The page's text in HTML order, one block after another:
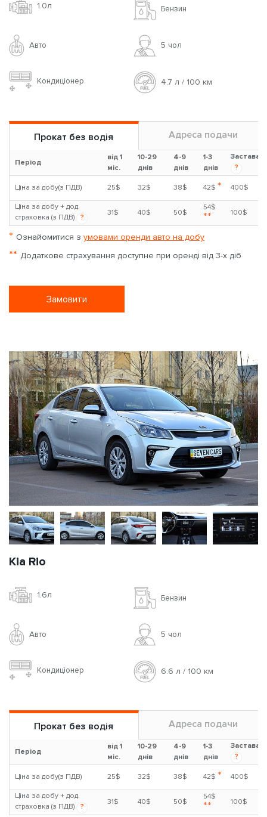
1.0л Бензин
Авто 5 чoл
Кондиціонер 4.7 л / 100 км
Прокат без водія Адреса подачи
Період
від 1
міс.
10-29
днів
4-9
днів
1-3
днів
Застава
?
Ціна за добу(з ПДВ) 25$ 32$ 38$ 42$ * 400$
Ціна за добу + дод.
страховка (з ПДВ)
?
31$ 40$ 50$
54$
** 100$
* Ознайомитися з умовами оренди авто на добу
** Додаткове страхування доступне при оренді від 3-х діб
Замовити
Kia Rio
1.6л Бензин
Авто 5 чoл
Кондиціонер 6.6 л / 100 км
Прокат без водія Адреса подачи
Період
від 1
міс.
10-29
днів
4-9
днів
1-3
днів
Застава
?
Ціна за добу(з ПДВ) 25$ 32$ 38$ 42$ * 400$
Ціна за добу + дод.
страховка (з ПДВ)
?
31$ 40$ 50$
54$
** 100$